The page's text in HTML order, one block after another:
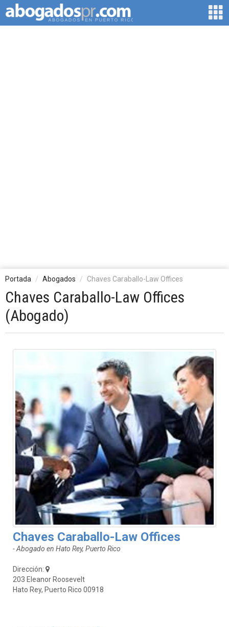
Portada Abogados Chaves Caraballo-Law Offices
Chaves Caraballo-Law Offices
(Abogado)
Chaves Caraballo-Law Offices
- Abogado en Hato Rey, Puerto Rico
Dirección:
203 Eleanor Roosevelt
Hato Rey, Puerto Rico 00918